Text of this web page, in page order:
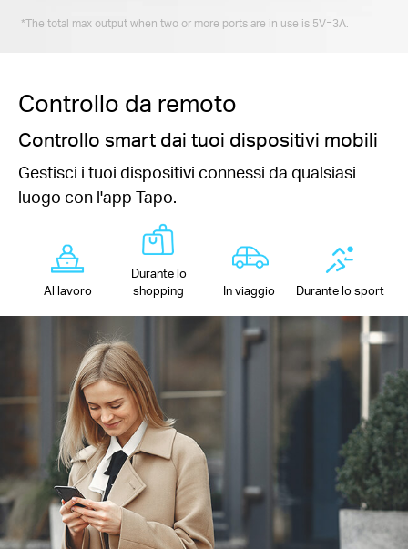
*The total max output when two or more ports are in use is 5V=3A.
Controllo da remoto
Controllo smart dai tuoi dispositivi mobili
Gestisci i tuoi dispositivi connessi da qualsiasi
luogo con l'app Tapo.
Al lavoro
Durante lo
shopping
In viaggio Durante lo sport